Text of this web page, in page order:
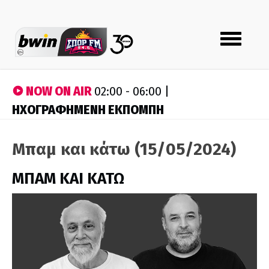
Toggle
navigation
NOW ON AIR02:00 - 06:00 |
ΗΧΟΓΡΑΦΗΜΕΝΗ ΕΚΠΟΜΠΗ
Μπαμ και κάτω (15/05/2024)
ΜΠΑΜ ΚΑΙ ΚΑΤΩ